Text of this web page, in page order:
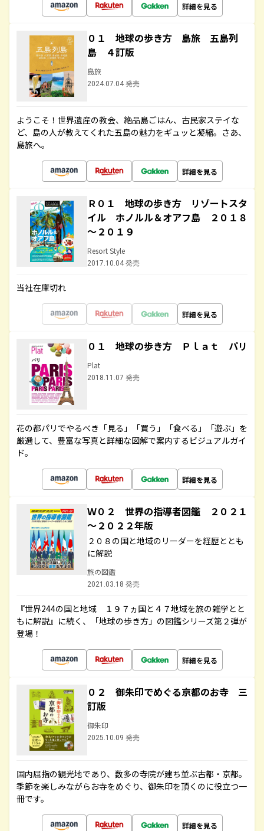
詳細を見る
０１ 地球の歩き方 島旅 五島列
島 ４訂版
島旅
2024.07.04 発売
ようこそ！世界遺産の教会、絶品島ごはん、古民家ステイな
ど、島の人が教えてくれた五島の魅力をギュッと凝縮。さあ、
島旅へ。
詳細を見る
Ｒ０１ 地球の歩き方 リゾートスタ
イル ホノルル＆オアフ島 ２０１８
～２０１９
Resort Style
2017.10.04 発売
当社在庫切れ
詳細を見る
０１ 地球の歩き方 Ｐｌａｔ パリ
Plat
2018.11.07 発売
花の都パリでやるべき「見る」「買う」「食べる」「遊ぶ」を
厳選して、豊富な写真と詳細な図解で案内するビジュアルガイ
ド。
詳細を見る
Ｗ０２ 世界の指導者図鑑 ２０２１
～２０２２年版
２０８の国と地域のリーダーを経歴ととも
に解説
旅の図鑑
2021.03.18 発売
『世界244の国と地域 １９７ヵ国と４７地域を旅の雑学とと
もに解説』に続く、「地球の歩き方」の図鑑シリーズ第２弾が
登場！
詳細を見る
０２ 御朱印でめぐる京都のお寺 三
訂版
御朱印
2025.10.09 発売
国内屈指の観光地であり、数多の寺院が建ち並ぶ古都・京都。
季節を楽しみながらお寺をめぐり、御朱印を頂くのに役立つ一
冊です。
詳細を見る